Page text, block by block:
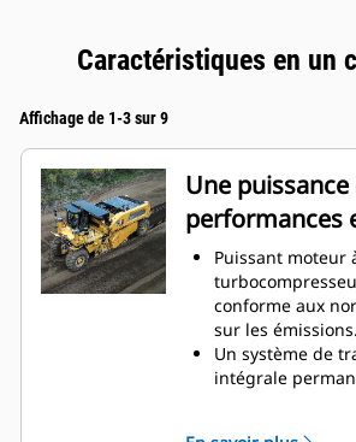
Caractéristiques en un
Affichage de 1-3 sur 9
Une puissance
performances
Puissant moteur
conforme aux
sur les émissions.
Un système de
intégrale